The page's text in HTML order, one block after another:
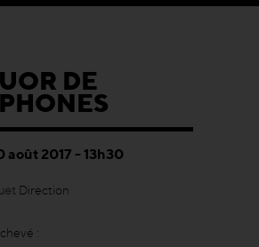
DE
août 2017 - 13h30
Direction
: